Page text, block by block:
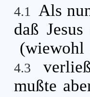
4.1
Als
daß
(wiewohl
4.3
mußte